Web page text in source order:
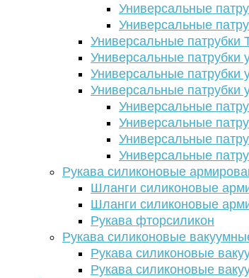
Универсальные
Универсальные
Универсальные патрубки
Универсальные патрубки
Универсальные патрубки
Универсальные патрубки
Универсальные
Универсальные
Универсальные
Универсальные
Рукава силиконовые
Шланги силиконовые
Шланги силиконовые
Рукава фторсиликон
Рукава силиконовые
Рукава силиконовые
Рукава силиконовые